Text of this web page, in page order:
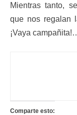
Mientras tanto,
que nos regalan
¡Vaya
Comparte esto: